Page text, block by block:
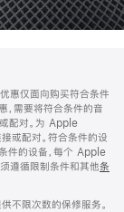
惠仅面向购买符合条件
需要将符合条件的音
配对。为 Apple
或配对。符合条件的设
件的设备，每个 Apple
遵循限制条件和其他条
限次数的保修服务。